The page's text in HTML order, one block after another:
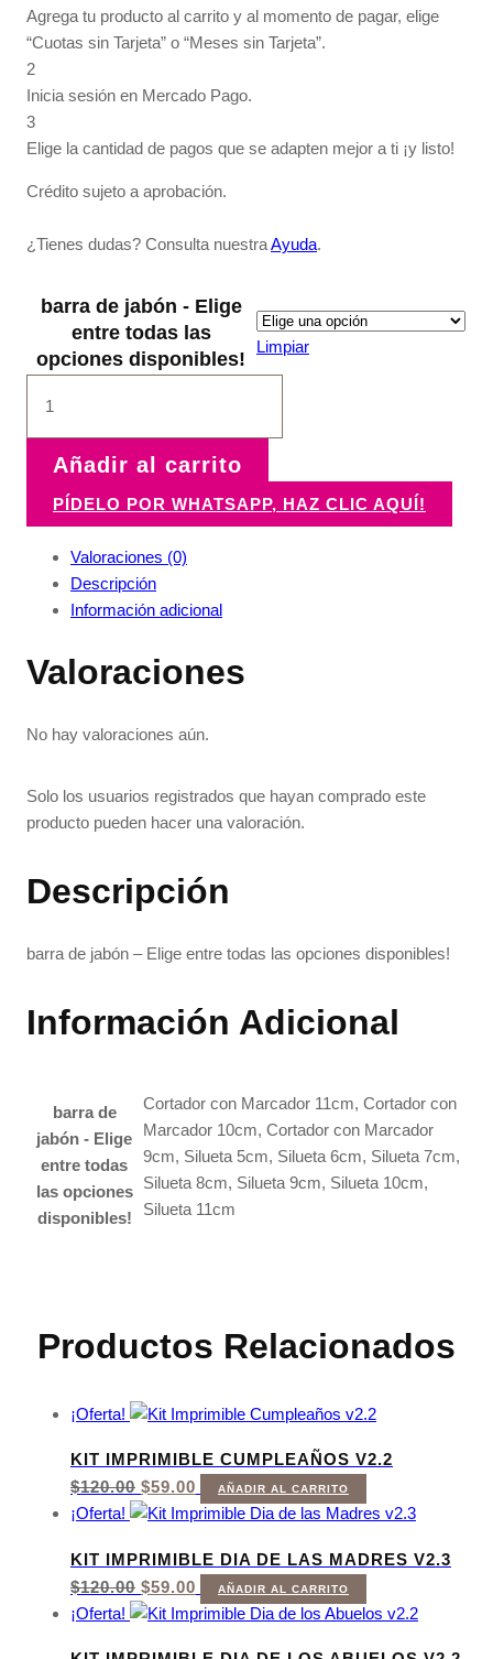
Agrega tu producto al carrito y al momento de pagar, elige
“Cuotas sin Tarjeta” o “Meses sin Tarjeta”.
2
Inicia sesión en Mercado Pago.
3
Elige la cantidad de pagos que se adapten mejor a ti ¡y listo!
Crédito sujeto a aprobación.
¿Tienes dudas? Consulta nuestraAyuda.
barra de jabón - Elige
entre todas las
opciones disponibles!
Limpiar
de
cantidad
Añadir al carrito
PÍDELO POR WHATSAPP, HAZ CLIC AQUÍ!
Valoraciones (0)
Descripción
Información adicional
Valoraciones
No hay valoraciones aún.
Solo los usuarios registrados que hayan comprado este
producto pueden hacer una valoración.
Descripción
barra de jabón – Elige entre todas las opciones disponibles!
Información Adicional
barra de
jabón - Elige
entre todas
las opciones
disponibles!
Cortador con Marcador 11cm, Cortador con
Marcador 10cm, Cortador con Marcador
9cm, Silueta 5cm, Silueta 6cm, Silueta 7cm,
Silueta 8cm, Silueta 9cm, Silueta 10cm,
Silueta 11cm
Productos Relacionados
¡Oferta!
KIT IMPRIMIBLE CUMPLEAÑOS V2.2
$120.00 EL
PRECIO
ORIGINAL
$120.00.
$59.00
PRECIO
ACTUAL
$59.00.
AÑADIR AL CARRITO
¡Oferta!
KIT IMPRIMIBLE DIA DE LAS MADRES V2.3
$120.00 EL
PRECIO
ORIGINAL
$59.00
PRECIO
ACTUAL
AÑADIR AL CARRITO
¡Oferta!